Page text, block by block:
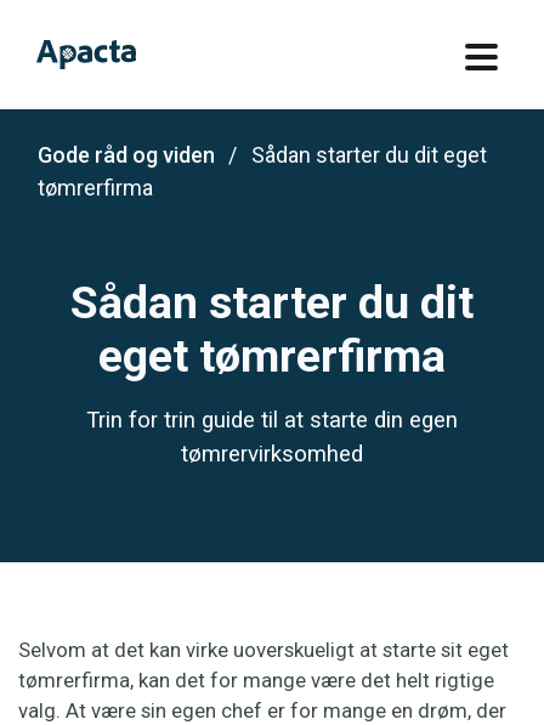
Gode råd og viden
Sådan starter du dit eget
tømrerfirma
Sådan starter du dit
eget tømrerfirma
Trin for trin guide til at starte din egen
tømrervirksomhed
Selvom at det kan virke uoverskueligt at starte sit eget
tømrerfirma, kan det for mange være det helt rigtige
valg. At være sin egen chef er for mange en drøm, der